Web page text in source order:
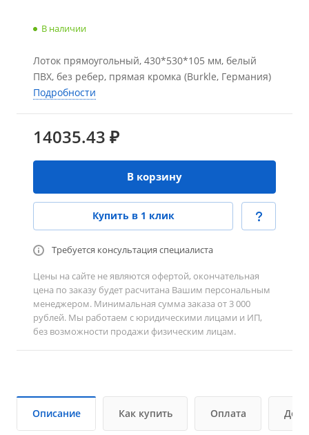
В наличии
Лоток прямоугольный, 430*530*105 мм, белый
ПВХ, без ребер, прямая кромка (Burkle, Германия)
Подробности
14035.43 ₽
В корзину
Купить в 1 клик
Требуется консультация специалиста
Цены на сайте не являются офертой, окончательная
цена по заказу будет расчитана Вашим персональным
менеджером. Минимальная сумма заказа от 3 000
рублей. Мы работаем с юридическими лицами и ИП,
без возможности продажи физическим лицам.
Описание Как купить Оплата